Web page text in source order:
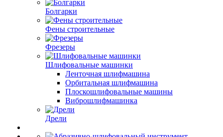
Болгарки
Фены строительные
Фрезеры
Шлифовальные машинки
Ленточная шлифмашина
Орбитальная шлифмашина
Плоскошлифовальные машины
Виброшлифмашинка
Дрели